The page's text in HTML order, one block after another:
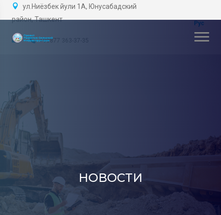
ул.Ниёзбек йули 1А, Юнусабадский
район, Ташкент
+99877 363-37-35
НОВОСТИ